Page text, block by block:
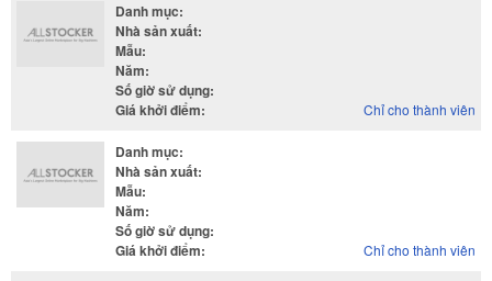
Danh mục:
Nhà sản xuất:
Mẫu:
Năm:
Số giờ sử dụng:
Giá khởi điểm: Chỉ cho thành viên
Danh mục:
Nhà sản xuất:
Mẫu:
Năm:
Số giờ sử dụng:
Giá khởi điểm: Chỉ cho thành viên